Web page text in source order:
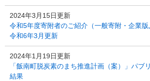
2024年3月15日更新
令和5年度寄附者のご紹介（一般寄附・企業版
令和6年3月更新
2024年1月19日更新
「飯南町脱炭素のまち推進計画（案）」パブ
結果